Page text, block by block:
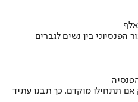
הפנסיוני בין נשים לגברים
אם תתחילו מוקדם. כך תבנו עתיד